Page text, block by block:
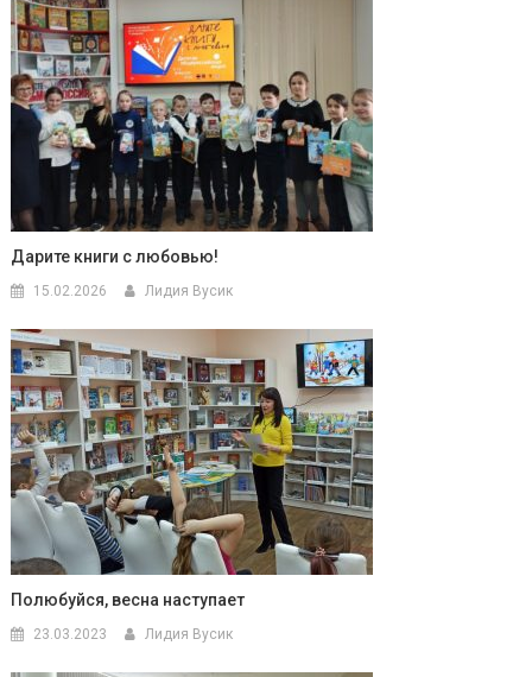
Дарите книги с любовью!
15.02.2026 Лидия Вусик
Полюбуйся, весна наступает
23.03.2023 Лидия Вусик